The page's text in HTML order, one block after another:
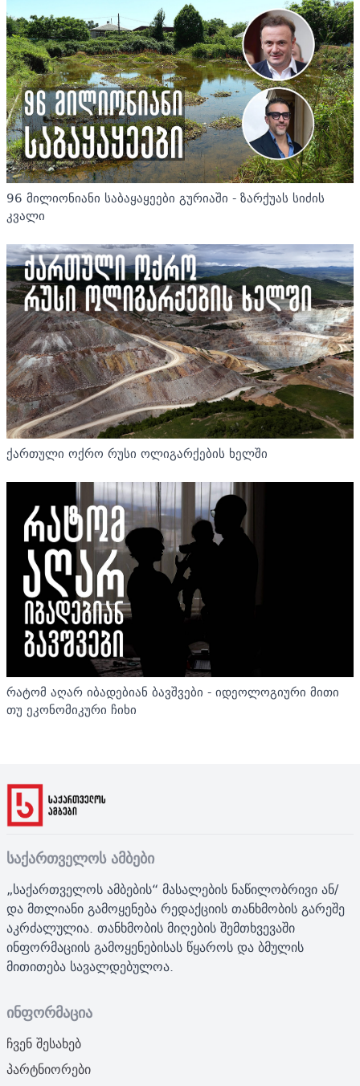
96 მილიონიანი საბაყაყეები გურიაში - ზარქუას სიძის
კვალი
ქართული ოქრო რუსი ოლიგარქების ხელში
რატომ აღარ იბადებიან ბავშვები - იდეოლოგიური მითი
თუ ეკონომიკური ჩიხი
საქართველოს ამბები
„საქართველოს ამბების“ მასალების ნაწილობრივი ან/
და მთლიანი გამოყენება რედაქციის თანხმობის გარეშე
აკრძალულია. თანხმობის მიღების შემთხვევაში
ინფორმაციის გამოყენებისას წყაროს და ბმულის
მითითება სავალდებულოა.
ინფორმაცია
ჩვენ შესახებ
პარტნიორები